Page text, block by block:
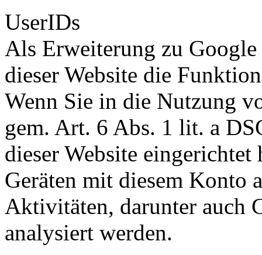
UserIDs
Als Erweiterung zu
dieser Website die
Wenn Sie in die Nutzung
gem. Art. 6 Abs. 1 lit. a
dieser Website eingerichtet
Geräten mit diesem Konto
Aktivitäten, darunter auch
analysiert werden.